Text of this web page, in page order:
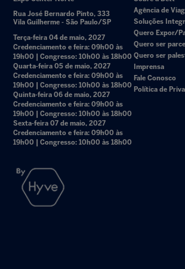
Rua José Bernardo Pinto, 333
Vila Guilherme - São Paulo/SP
Terça-feira 04 de maio, 2027
Credenciamento e feira: 09h00 às
19h00 | Congresso: 10h00 às 18h00
Quarta-feira 05 de maio, 2027
Credenciamento e feira: 09h00 às
19h00 | Congresso: 10h00 às 18h00
Quinta-feira 06 de maio, 2027
Credenciamento e feira: 09h00 às
19h00 | Congresso: 10h00 às 18h00
Sexta-feira 07 de maio, 2027
Credenciamento e feira: 09h00 às
19h00 | Congresso: 10h00 às 18h00
Agência de
Soluções
Quero Expor/
Quero ser
Quero ser
Imprensa
Fale Conosco
Política de